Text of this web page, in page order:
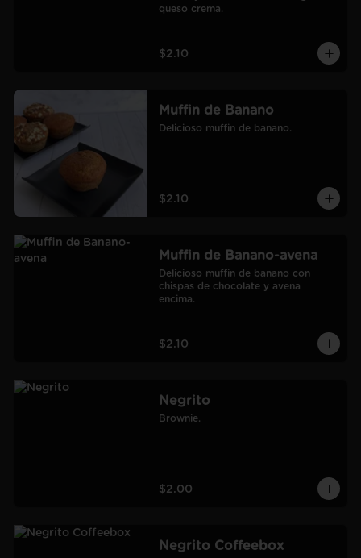
queso crema.
$2.10
Muffin de Banano
Delicioso muffin de banano.
$2.10
Muffin de Banano-avena
Delicioso muffin de banano con
chispas de chocolate y avena
encima.
$2.10
Negrito
Brownie.
$2.00
Negrito Coffeebox